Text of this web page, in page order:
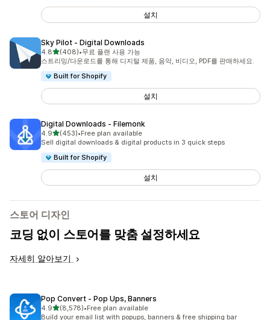
설치
Sky Pilot ‑ Digital Downloads
4.8별 5개 중
(408)
총 리뷰 408개
•무료 플랜 사용 가능
스트리밍/다운로드를 통해 디지털 제품, 음악, 비디오, PDF를 판매하세요.
Built for Shopify
설치
Digital Downloads ‑ Filemonk
4.9별 5개 중
(453)
총 리뷰 453개
•Free plan available
Sell digital downloads & digital products in 3 quick steps
Built for Shopify
설치
스토어 디자인
코딩 없이 스토어를 맞춤 설정하세요
자세히 알아보기
Pop Convert ‑ Pop Ups, Banners
4.9별 5개 중
(8,578)
총 리뷰 8578개
•Free plan available
Build your email list with popups, banners & free shipping bar